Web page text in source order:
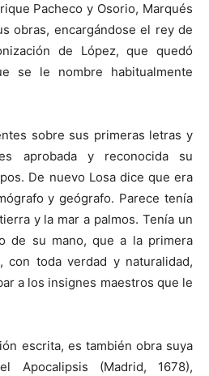
Pacheco y Osorio, Marqués
obras, encargándose el rey de
de López, que quedó
se le nombre habitualmente
sobre sus primeras letras y
aprobada y reconocida su
De nuevo Losa dice que era
y geógrafo. Parece tenía
y la mar a palmos. Tenía un
de su mano, que a la primera
con toda verdad y naturalidad,
a los insignes maestros que le
escrita, es también obra suya
Apocalipsis (Madrid, 1678),